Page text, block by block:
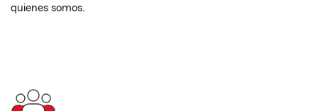
quienes somos.